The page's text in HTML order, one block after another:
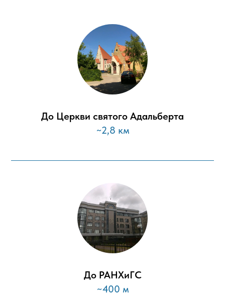
До Церкви святого Адальберта
~2,8 км
До РАНХиГС
~400 м